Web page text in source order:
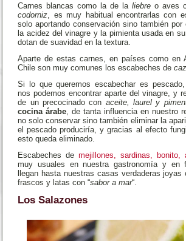
Carnes blancas como la de laliebre o aves
codorniz , es muy habitual encontrarlas con
solo aportando conservación sino también por
la acidez del vinagre y la pimienta usada en
dotan de suavidad en la textura.
Aparte de estas carnes, en países como en
Chile son muy comunes los escabeches de
Si lo que queremos escabechar es
nos podemos encontrar aparte del vinagre, y
de un precocinado con aceite, laurel y
cocina árabe , de tanta influencia en nuestro
no solo conservar sino también eliminar la
el pescado produciría, y gracias al efecto
esto queda eliminado.
Escabeches demejillones, sardinas, bonito,
muy usuales en nuestra gastronomía y en
llegan hasta nuestras casas verdaderas joyas
frascos y latas con “sabor a mar“.
Los Salazones